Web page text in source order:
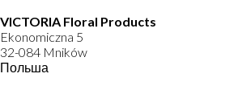
VICTORIA Floral Products
Ekonomiczna 5
32-084 Mników
Польша